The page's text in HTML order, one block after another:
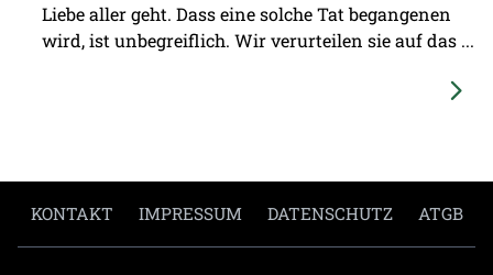
Liebe aller geht. Dass eine solche Tat begangenen
wird, ist unbegreiflich. Wir verurteilen sie auf das ...
KONTAKT IMPRESSUM DATENSCHUTZ ATGB